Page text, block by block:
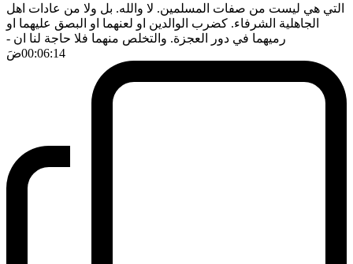
التي هي ليست من صفات المسلمين. لا والله. بل ولا من عادات اهل
الجاهلية الشرفاء. كضرب الوالدين او لعنهما او البصق عليهما او
رميهما في دور العجزة. والتخلص منهما فلا حاجة لنا ان -
00:06:14ضَ